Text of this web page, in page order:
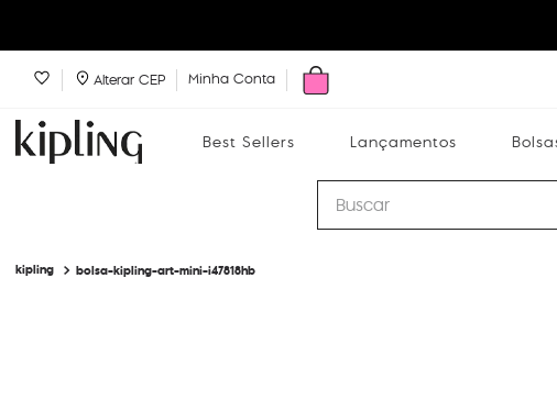
Alterar CEP Minha Conta
Best Sellers Lançamentos
Buscar
Best Sellers
bolsa-kipling-art-mini-i47818hb